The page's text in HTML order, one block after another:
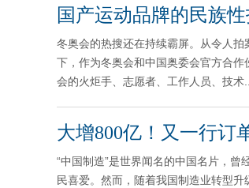
国产运动品牌的民族
冬奥会的热搜还在持续霸屏。从令人
下，作为冬奥会和中国奥委会官方合
会的火炬手、志愿者、工作人员、技术...
大增800亿！又一行订
“中国制造”是世界闻名的中国名片，曾
民喜爱。然而，随着我国制造业转型